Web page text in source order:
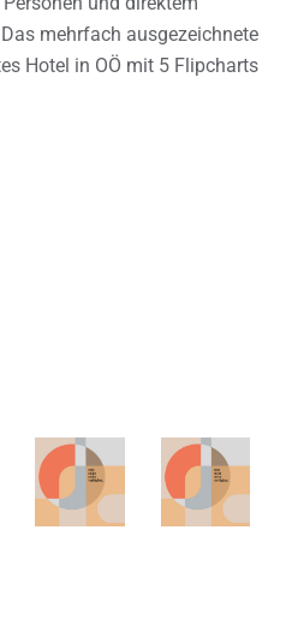
mehrfach ausgezeichnete
Hotel in OÖ mit 5 Flipcharts